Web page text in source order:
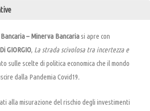
– Minerva Bancariasi apre con
Di GIORGIO, La strada scivolosa tra incertezza e
sulle scelte di politica economica che il mondo
dalla Pandemia Covid19.
alla misurazione del rischio degli investimenti